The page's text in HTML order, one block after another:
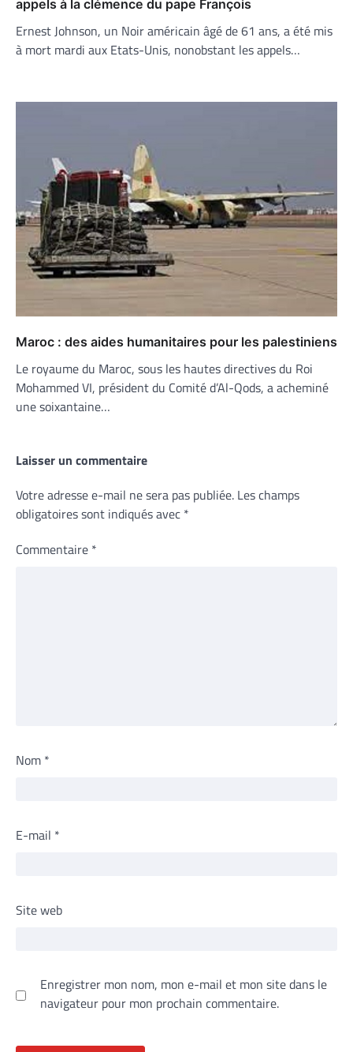
appels à la clémence du pape François
Ernest Johnson, un Noir américain âgé de 61 ans, a été mis
à mort mardi aux Etats-Unis, nonobstant les appels…
Maroc : des aides humanitaires pour les palestiniens
Le royaume du Maroc, sous les hautes directives du Roi
Mohammed VI, président du Comité d’Al-Qods, a acheminé
une soixantaine…
Laisser un commentaire
Votre adresse e-mail ne sera pas publiée. Les champs
obligatoires sont indiqués avec *
Commentaire *
Nom *
E-mail *
Site web
Enregistrer mon nom, mon e-mail et mon site dans le
navigateur pour mon prochain commentaire.